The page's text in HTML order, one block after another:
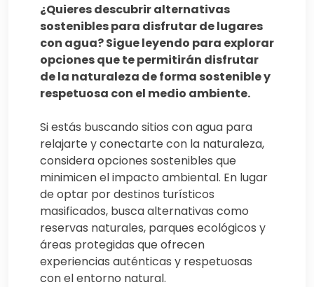
¿Quieres descubrir alternativas
sostenibles para disfrutar de lugares
con agua? Sigue leyendo para explorar
opciones que te permitirán disfrutar
de la naturaleza de forma sostenible y
respetuosa con el medio ambiente.
Si estás buscando sitios con agua para
relajarte y conectarte con la naturaleza,
considera opciones sostenibles que
minimicen el impacto ambiental. En lugar
de optar por destinos turísticos
masificados, busca alternativas como
reservas naturales, parques ecológicos y
áreas protegidas que ofrecen
experiencias auténticas y respetuosas
con el entorno natural.